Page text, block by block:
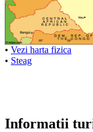
• Vezi harta fizica
• Steag
Informatii